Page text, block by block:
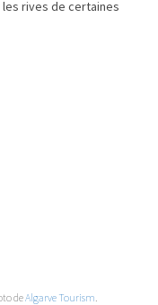
les rives de certaines
deAlgarve Tourism